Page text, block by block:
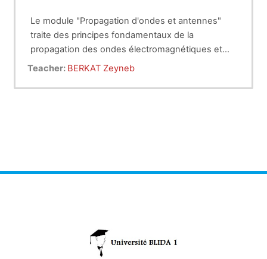
Le module "Propagation d'ondes et antennes"
traite des principes fondamentaux de la
propagation des ondes électromagnétiques et
des antennes. Il aborde les différents modes de
les effets de l'environnement sur le signal
types (dipôles, patchs, omnidirectionnelles).
Teacher: BERKAT Zeyneb